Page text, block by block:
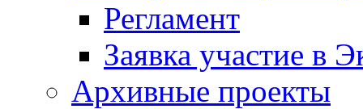
Регламент
Заявка участие в
Архивные проекты